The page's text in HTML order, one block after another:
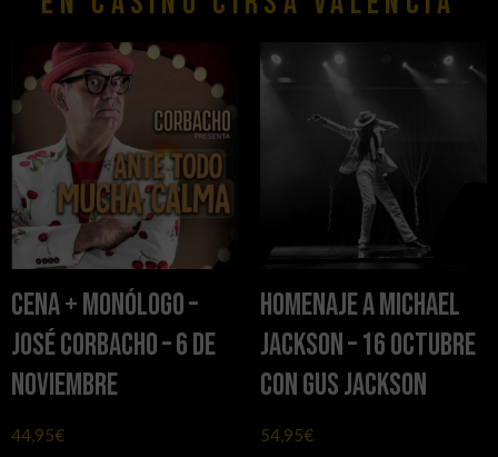
Cena + Monólogo –
José Corbacho – 6 de
noviembre
44,95€
Homenaje a Michael
Jackson – 16 octubre
con Gus Jackson
54,95€